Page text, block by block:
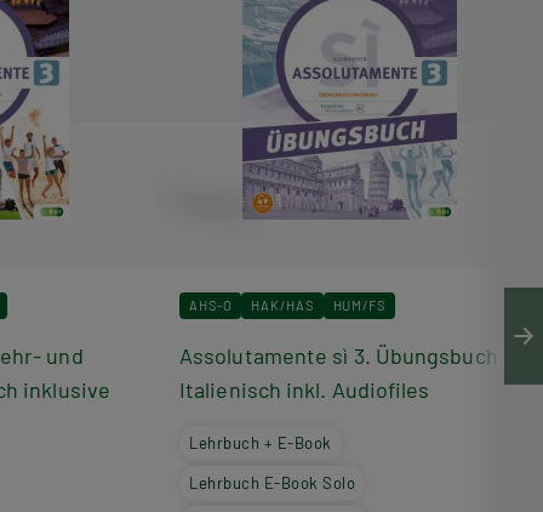
und
inklusive
AHS-O HAK/HAS HUM/FS
Assolutamente sì 3. Übungsbuch
Italienisch inkl. Audiofiles
Lehrbuch + E-Book
Lehrbuch E-Book Solo